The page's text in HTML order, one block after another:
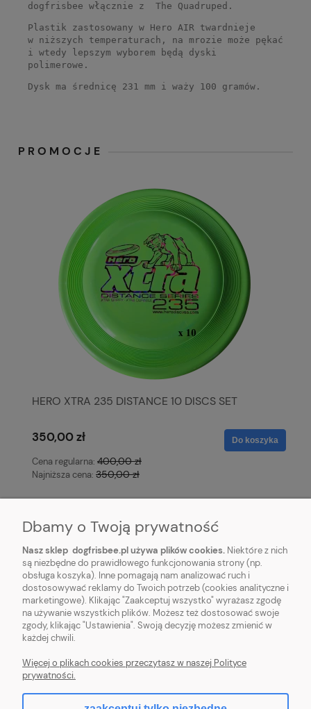
dogfrisbee włącznie z The Quadruped.
Plastik zastosowany w Hero AIR twardnieje
w niższych temperaturach, na mrozie może pękać
i wtedy lepszym wyborem będą dyski
polimerowe.
Dysk ma średnicę 231 mm i waży 100 gramów.
PROMOCJE
HERO XTRA 235 DISTANCE 10 DISCS SET
350,00 zł
Cena regularna: 400,00 zł
Najniższa cena: 350,00 zł
Do koszyka
STOPKA
REGULAMINY
Dbamy o Twoją prywatność
Nasz sklep dogfrisbee.pl używa plików cookies. Niektóre z nich
są niezbędne do prawidłowego funkcjonowania strony (np.
obsługa koszyka). Inne pomagają nam analizować ruch i
dostosowywać reklamy do Twoich potrzeb (cookies analityczne i
marketingowe). Klikając "Zaakceptuj wszystko" wyrażasz zgodę
na używanie wszystkich plików. Możesz też dostosować swoje
zgody, klikając "Ustawienia". Swoją decyzję możesz zmienić w
każdej chwili.
Więcej o plikach cookies przeczytasz w naszej Polityce
prywatności.